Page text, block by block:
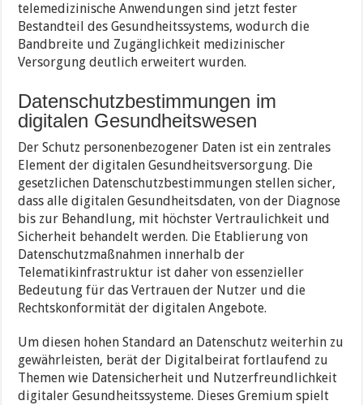
telemedizinische Anwendungen sind jetzt fester
Bestandteil des Gesundheitssystems, wodurch die
Bandbreite und Zugänglichkeit medizinischer
Versorgung deutlich erweitert wurden.
Datenschutzbestimmungen im
digitalen Gesundheitswesen
Der Schutz personenbezogener Daten ist ein zentrales
Element der digitalen Gesundheitsversorgung. Die
gesetzlichen Datenschutzbestimmungen stellen sicher,
dass alle digitalen Gesundheitsdaten, von der Diagnose
bis zur Behandlung, mit höchster Vertraulichkeit und
Sicherheit behandelt werden. Die Etablierung von
Datenschutzmaßnahmen innerhalb der
Telematikinfrastruktur ist daher von essenzieller
Bedeutung für das Vertrauen der Nutzer und die
Rechtskonformität der digitalen Angebote.
Um diesen hohen Standard an Datenschutz weiterhin zu
gewährleisten, berät der Digitalbeirat fortlaufend zu
Themen wie Datensicherheit und Nutzerfreundlichkeit
digitaler Gesundheitssysteme. Dieses Gremium spielt